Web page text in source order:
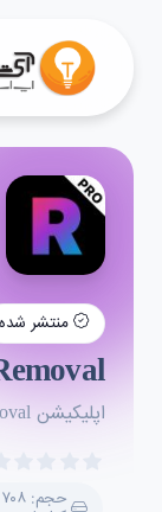
منتشر شده
اپلیکیشن Retouch Pro: Object Removal
حجم: ۷۰۸